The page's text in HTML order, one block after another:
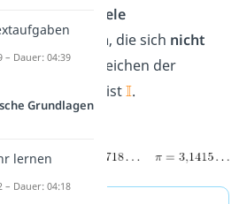
unendlich viele
, die sich nicht
. Das Zeichen der
Zahlen ist .
– Dauer: 04:39
Grundlagen
lernen
– Dauer: 04:18